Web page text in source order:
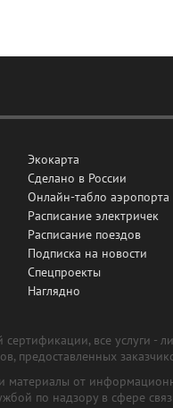
Экокарта
Сделано в России
Онлайн-табло аэропорта
Расписание электричек
Расписание поездов
Подписка на новости
Спецпроекты
Наглядно
сертификации, все услуги
предоставленных
материалы от
по надзору в сфере